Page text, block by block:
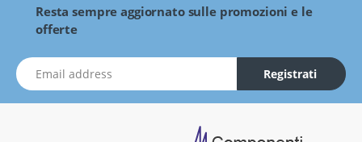
Resta sempre aggiornato sulle promozioni e le
offerte
indirizzo Email Registrati